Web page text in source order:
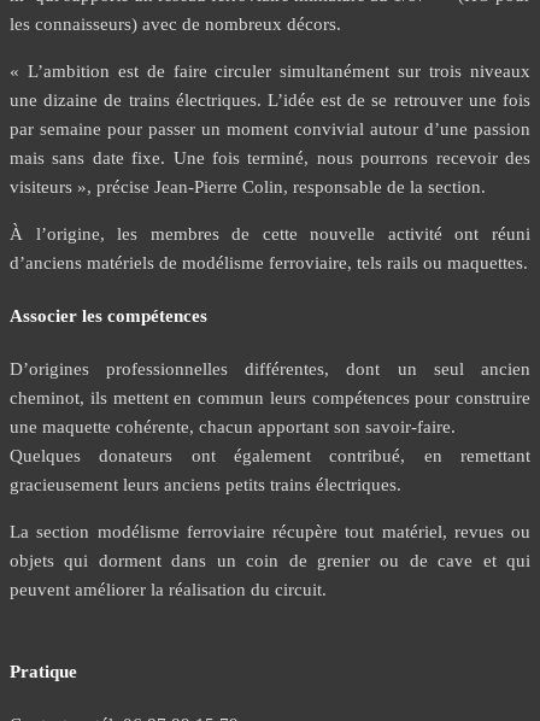
les connaisseurs) avec de nombreux décors.
« L’ambition est de faire circuler simultanément sur trois niveaux
une dizaine de trains électriques. L’idée est de se retrouver une fois
par semaine pour passer un moment convivial autour d’une passion
mais sans date fixe. Une fois terminé, nous pourrons recevoir des
visiteurs », précise Jean-Pierre Colin, responsable de la section.
À l’origine, les membres de cette nouvelle activité ont réuni
d’anciens matériels de modélisme ferroviaire, tels rails ou maquettes.
Associer les compétences
D’origines professionnelles différentes, dont un seul ancien
cheminot, ils mettent en commun leurs compétences pour construire
une maquette cohérente, chacun apportant son savoir-faire.
Quelques donateurs ont également contribué, en remettant
gracieusement leurs anciens petits trains électriques.
La section modélisme ferroviaire récupère tout matériel, revues ou
objets qui dorment dans un coin de grenier ou de cave et qui
peuvent améliorer la réalisation du circuit.
Pratique